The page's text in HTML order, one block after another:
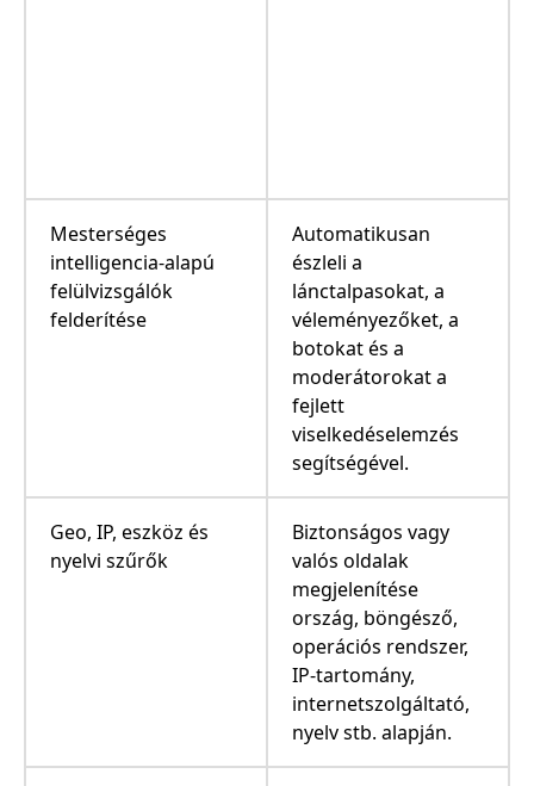
Mesterséges
intelligencia-alapú
felülvizsgálók
felderítése
Automatikusan
észleli a
lánctalpasokat, a
véleményezőket, a
botokat és a
moderátorokat a
fejlett
viselkedéselemzés
segítségével.
Geo, IP, eszköz és
nyelvi szűrők
Biztonságos vagy
valós oldalak
megjelenítése
ország, böngésző,
operációs rendszer,
IP-tartomány,
internetszolgáltató,
nyelv stb. alapján.